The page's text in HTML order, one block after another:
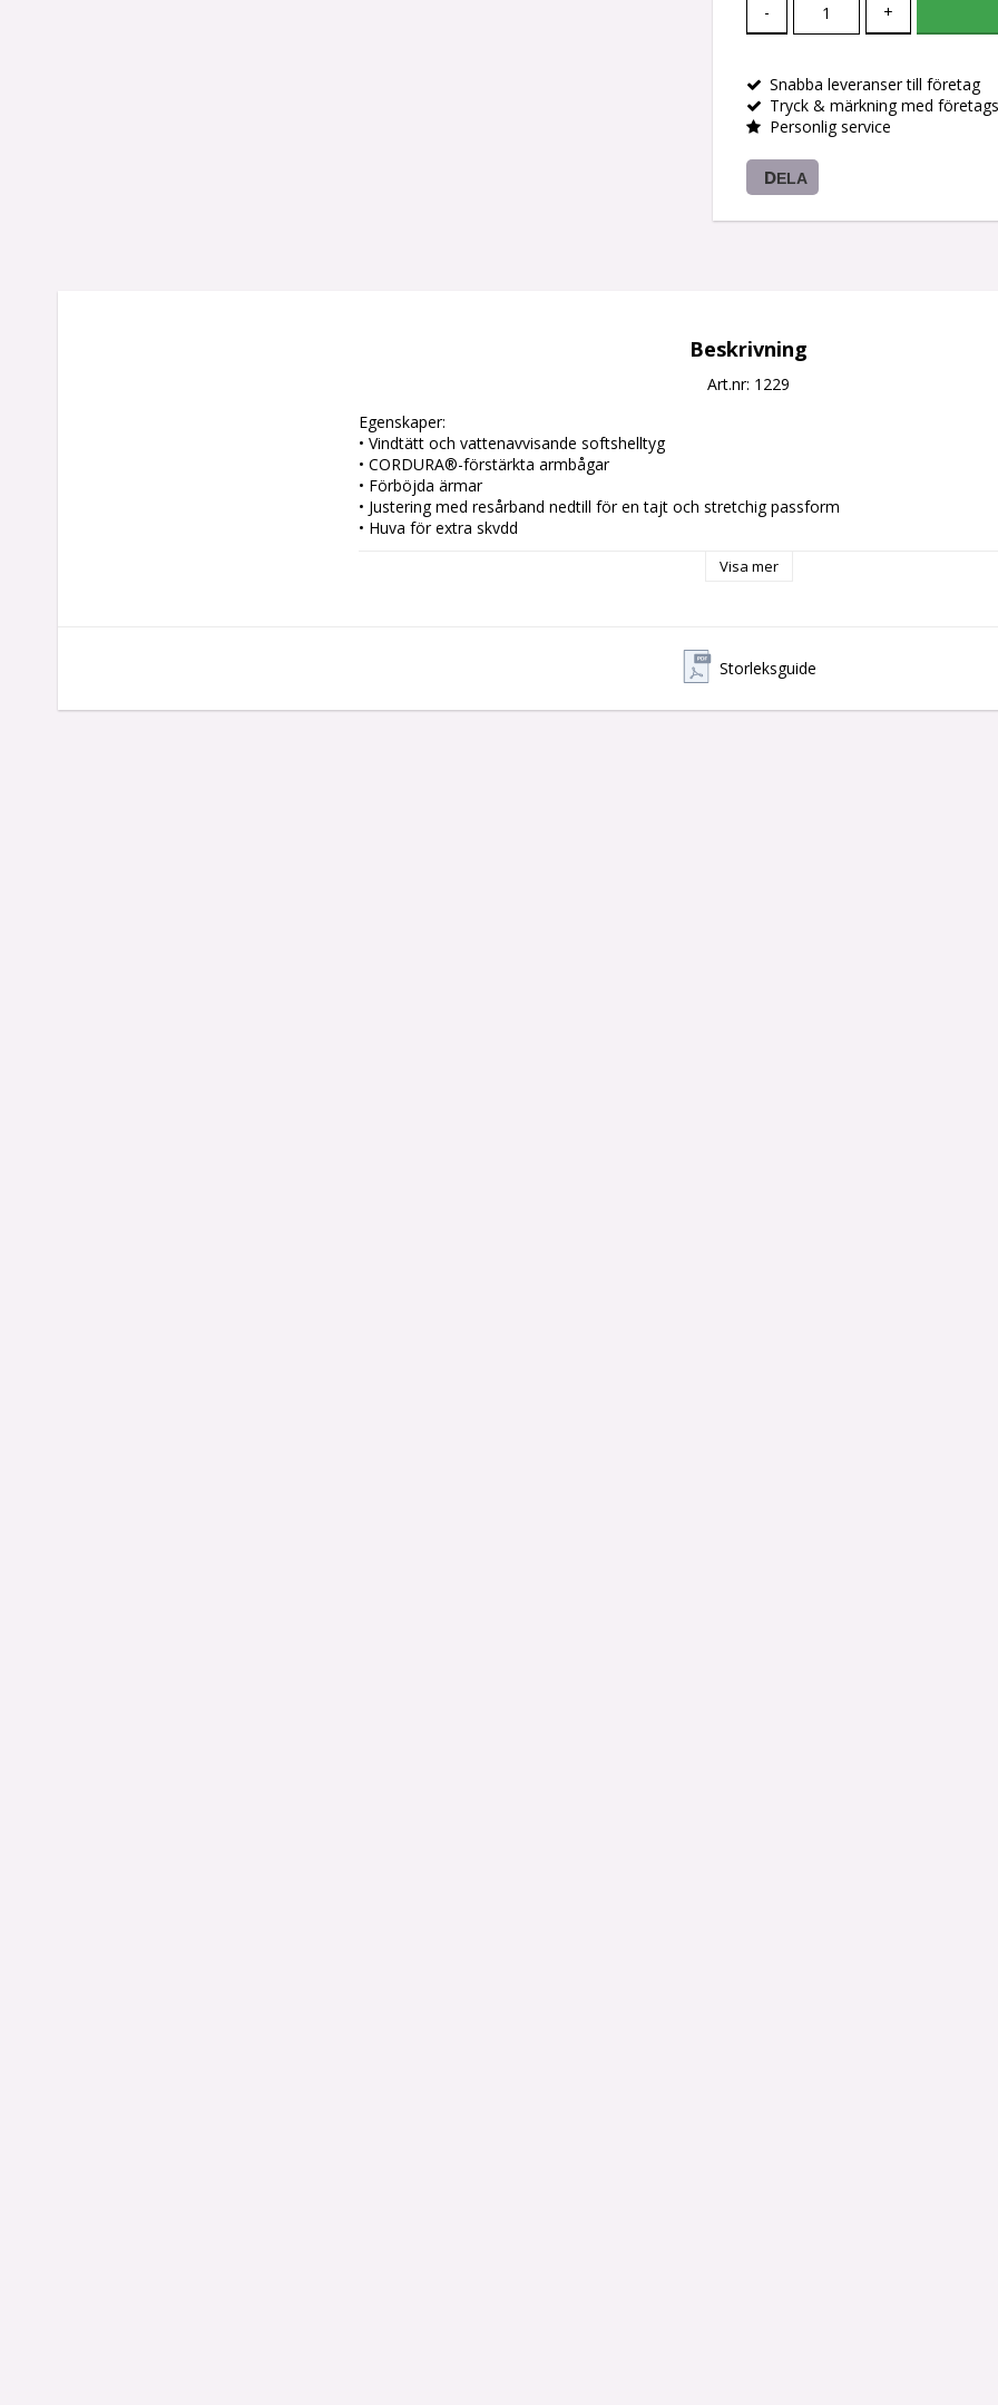
- +
Snabba leveranser till företag
Tryck & märkning med
Personlig service
DELA
Beskrivning
Art.nr: 1229
Egenskaper:
• Vindtätt och vattenavvisande softshelltyg
• CORDURA®-förstärkta armbågar
• Förböjda ärmar
• Justering med resårband nedtill för en tajt och stretchig passform
• Huva för extra skydd
Visa mer
Storleksguide